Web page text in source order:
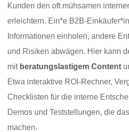
Kunden den oft mühsamen
erleichtern. Ein*e B2B-
Informationen einholen, andere
und Risiken abwägen. Hier kann
mit beratungslastigem Content
Etwa interaktive ROI-Rechner,
Checklisten für die interne
Demos und Teststellungen, die
machen.